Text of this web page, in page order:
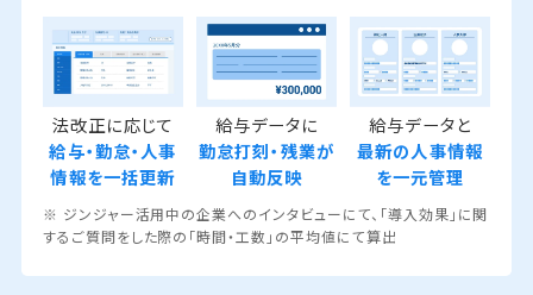
法改正に応じて
給与・勤怠・人事
情報を一括更新
給与データに
勤怠打刻・残業が
自動反映
給与データと
最新の人事情報
を一元管理
※ ジンジャー活用中の企業へのインタビューにて、「導入効果」に関
するご質問をした際の「時間・工数」の平均値にて算出